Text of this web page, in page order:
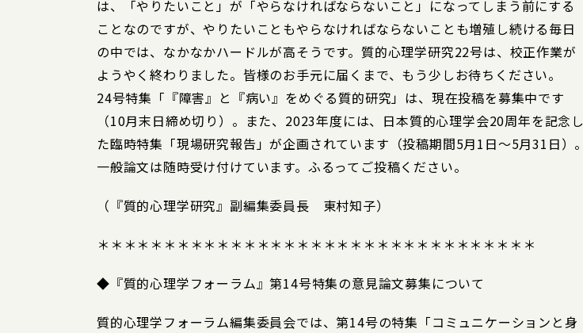
は、「やりたいこと」が「やらなければならないこと」になってしまう前にする
ことなのですが、やりたいこともやらなければならないことも増殖し続ける毎日
の中では、なかなかハードルが高そうです。質的心理学研究22号は、校正作業が
ようやく終わりました。皆様のお手元に届くまで、もう少しお待ちください。
24号特集「『障害』と『病い』をめぐる質的研究」は、現在投稿を募集中です
（10月末日締め切り）。また、2023年度には、日本質的心理学会20周年を記念し
た臨時特集「現場研究報告」が企画されています（投稿期間5月1日～5月31日）。
一般論文は随時受け付けています。ふるってご投稿ください。
（『質的心理学研究』副編集委員長 東村知子）
＊＊＊＊＊＊＊＊＊＊＊＊＊＊＊＊＊＊＊＊＊＊＊＊＊＊＊＊＊＊＊＊＊
◆『質的心理学フォーラム』第14号特集の意見論文募集について
質的心理学フォーラム編集委員会では、第14号の特集「コミュニケーションと身